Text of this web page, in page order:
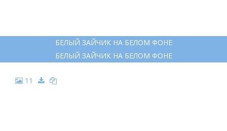
БЕЛЫЙ ЗАЙЧИК НА БЕЛОМ ФОНЕ
БЕЛЫЙ ЗАЙЧИК НА БЕЛОМ ФОНЕ
11